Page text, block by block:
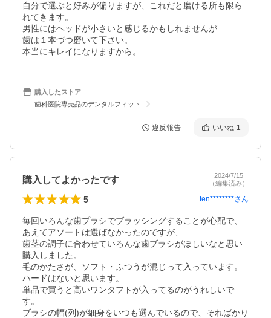
自分で選ぶと好みが偏りますが、これだと磨ける所も限ら
れてきます。
男性にはヘッドが小さいと感じるかもしれませんが
歯は１本づつ磨いて下さい。
本当にキレイになりますから。
購入したストア
歯科医院専売品のデンタルフィット
違反報告 いいね 1
購入してよかったです
2024/7/15
（編集済み）
5 ten********さん
毎回いろんな歯プラシでブラッシングすることが心配で、
あえてアソートは選ばなかったのですが、
歯茎の調子に合わせていろんな歯ブラシがほしいなと思い
購入しました。
毛のかたさが、ソフト・ふつうが混じって入っています。
ハードはないと思います。
単品で買うと高いワンタフトが入ってるのがうれしいで
す。
ブラシの幅(列)が細身をいつも選んでいるので、そればかり